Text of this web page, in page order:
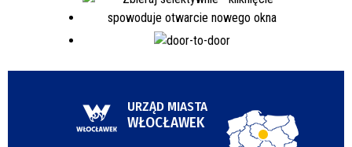
URZĄD MIASTA
WŁOCŁAWEK